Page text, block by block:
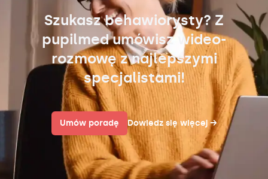
Szukasz behawiorysty? Z
pupilmed umówisz wideo-
rozmowę z najlepszymi
specjalistami!
Umów poradę Dowiedz się więcej →